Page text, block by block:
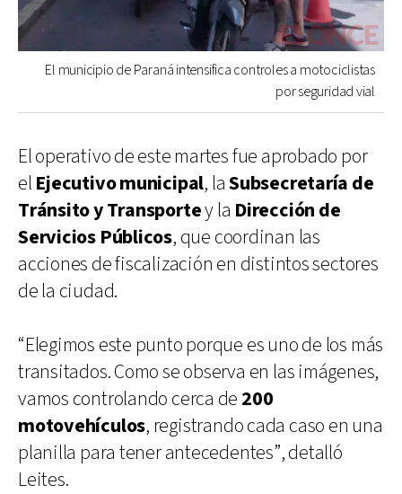
El municipio de Paraná intensifica controles a motociclistas
por seguridad vial
El operativo de este martes fue aprobado por
el Ejecutivo municipal, laSubsecretaría de
Tránsito y Transportey la Dirección de
Servicios Públicos, que coordinan las
acciones de fiscalización en distintos sectores
de la ciudad.
“Elegimos este punto porque es uno de los más
transitados. Como se observa en las imágenes,
vamos controlando cerca de 200
motovehículos, registrando cada caso en una
planilla para tener antecedentes”, detalló
Leites.